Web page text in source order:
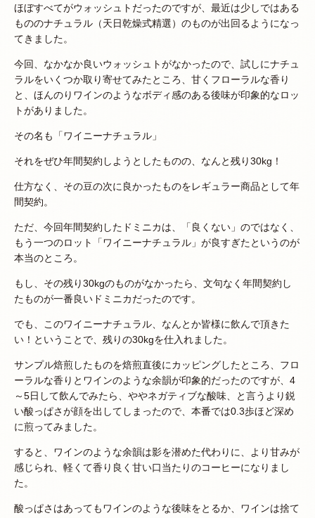
ほぼすべてがウォッシュトだったのですが、最近は少しではある
もののナチュラル（天日乾燥式精選）のものが出回るようになっ
てきました。
今回、なかなか良いウォッシュトがなかったので、試しにナチュ
ラルをいくつか取り寄せてみたところ、甘くフローラルな香り
と、ほんのりワインのようなボディ感のある後味が印象的なロッ
トがありました。
その名も「ワイニーナチュラル」
それをぜひ年間契約しようとしたものの、なんと残り30kg！
仕方なく、その豆の次に良かったものをレギュラー商品として年
間契約。
ただ、今回年間契約したドミニカは、「良くない」のではなく、
もう一つのロット「ワイニーナチュラル」が良すぎたというのが
本当のところ。
もし、その残り30kgのものがなかったら、文句なく年間契約し
たものが一番良いドミニカだったのです。
でも、このワイニーナチュラル、なんとか皆様に飲んで頂きた
い！ということで、残りの30kgを仕入れました。
サンプル焙煎したものを焙煎直後にカッピングしたところ、フロ
ーラルな香りとワインのような余韻が印象的だったのですが、4
～5日して飲んでみたら、ややネガティブな酸味、と言うより鋭
い酸っぱさが顔を出してしまったので、本番では0.3歩ほど深め
に煎ってみました。
すると、ワインのような余韻は影を潜めた代わりに、より甘みが
感じられ、軽くて香り良く甘い口当たりのコーヒーになりまし
た。
酸っぱさはあってもワインのような後味をとるか、ワインは捨て